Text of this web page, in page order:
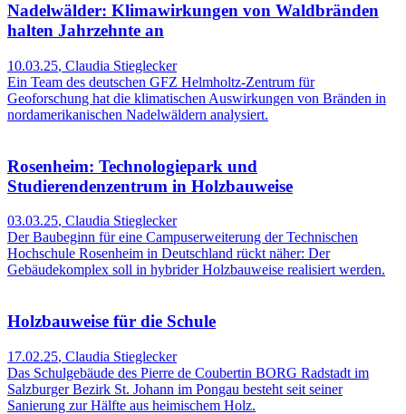
Nadelwälder: Klimawirkungen von Waldbränden
halten Jahrzehnte an
10.03.25, Claudia Stieglecker
Ein Team des deutschen GFZ Helmholtz-Zentrum für
Geoforschung hat die klimatischen Auswirkungen von Bränden in
nordamerikanischen Nadelwäldern analysiert.
Rosenheim: Technologiepark und
Studierendenzentrum in Holzbauweise
03.03.25, Claudia Stieglecker
Der Baubeginn für eine Campuserweiterung der Technischen
Hochschule Rosenheim in Deutschland rückt näher: Der
Gebäudekomplex soll in hybrider Holzbauweise realisiert werden.
Holzbauweise für die Schule
17.02.25, Claudia Stieglecker
Das Schulgebäude des Pierre de Coubertin BORG Radstadt im
Salzburger Bezirk St. Johann im Pongau besteht seit seiner
Sanierung zur Hälfte aus heimischem Holz.